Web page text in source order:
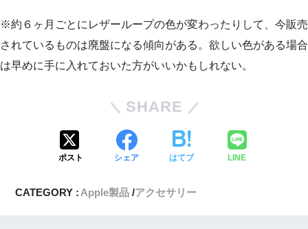
※約６ヶ月ごとにレザーループの色が変わったりして、今販売
されているものは廃盤になる傾向がある。欲しい色がある場合
は早めに手に入れておいた方がいいかもしれない。
SHARE
ポスト シェア はてブ LINE
CATEGORY :Apple製品 アクセサリー